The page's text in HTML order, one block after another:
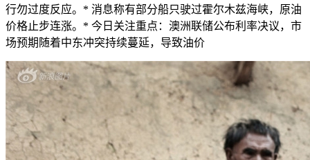
行勿过度反应。* 消息称有部分船只驶过霍尔木兹海峡，原油
价格止步连涨。* 今日关注重点：澳洲联储公布利率决议，市
场预期随着中东冲突持续蔓延，导致油价